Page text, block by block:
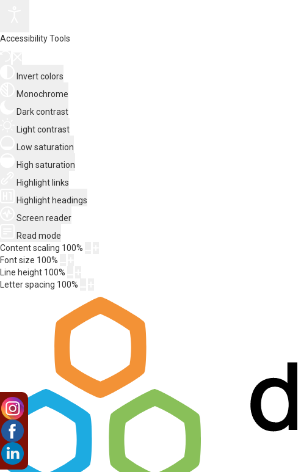
Accessibility Tools
Invert colors
Monochrome
Dark contrast
Light contrast
Low saturation
High saturation
Highlight links
Highlight headings
Screen reader
Read mode
Content scaling 100%
Font size 100%
Line height 100%
Letter spacing 100%